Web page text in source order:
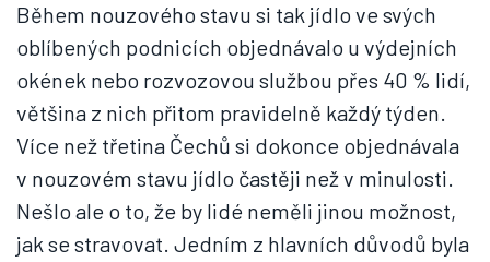
Během nouzového stavu si tak jídlo ve svých
oblíbených podnicích objednávalo u výdejních
okének nebo rozvozovou službou přes 40 % lidí,
většina z nich přitom pravidelně každý týden.
Více než třetina Čechů si dokonce objednávala
v nouzovém stavu jídlo častěji než v minulosti.
Nešlo ale o to, že by lidé neměli jinou možnost,
jak se stravovat. Jedním z hlavních důvodů byla